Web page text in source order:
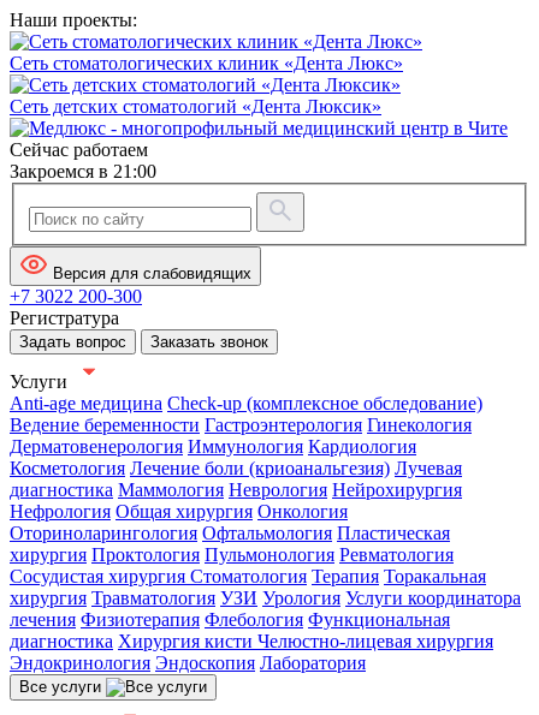
Наши проекты:
Сеть стоматологических клиник «Дента Люкс»
Сеть детских стоматологий «Дента Люксик»
Сейчас работаем
Закроемся в 21:00
Версия для слабовидящих
+7 3022 200-300
Регистратура
Задать вопрос Заказать звонок
Услуги
Anti-age медицина Check-up (комплексное обследование)
Ведение беременности Гастроэнтерология Гинекология
Дерматовенерология Иммунология Кардиология
Косметология Лечение боли (криоанальгезия) Лучевая
диагностика Маммология Неврология Нейрохирургия
Нефрология Общая хирургия Онкология
Оториноларингология Офтальмология Пластическая
хирургия Проктология Пульмонология Ревматология
Сосудистая хирургия Стоматология Терапия Торакальная
хирургия Травматология УЗИ Урология Услуги координатора
лечения Физиотерапия Флебология Функциональная
диагностика Хирургия кисти Челюстно-лицевая хирургия
Эндокринология Эндоскопия Лаборатория
Все услуги